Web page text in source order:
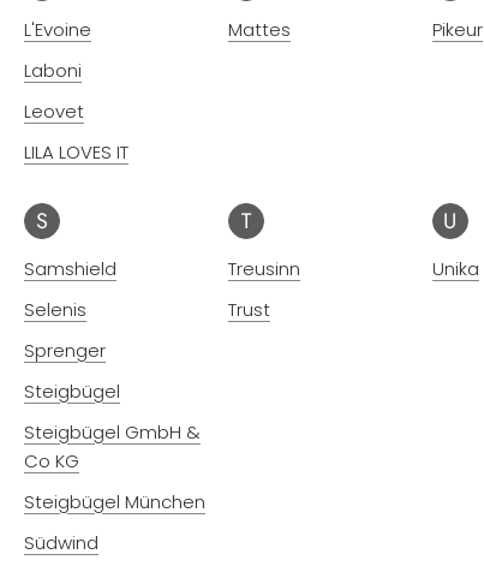
L'Evoine
Laboni
Leovet
LILA LOVES IT
Mattes Pikeur
S
Samshield
Selenis
Sprenger
Steigbügel
Steigbügel GmbH &
Co KG
Steigbügel München
Südwind
T
Treusinn
Trust
U
Unika